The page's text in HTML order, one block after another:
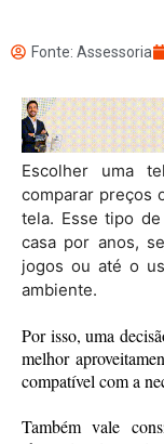
Fonte: Assessoria
Escolher uma
comparar preços
tela. Esse tipo
casa por anos,
jogos ou até o
ambiente.
Por isso, uma
melhor
compatível com a
Também vale